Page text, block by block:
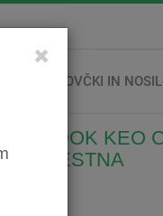
STREŠNI KOVČKI IN
LOOK KEO
CESTNA